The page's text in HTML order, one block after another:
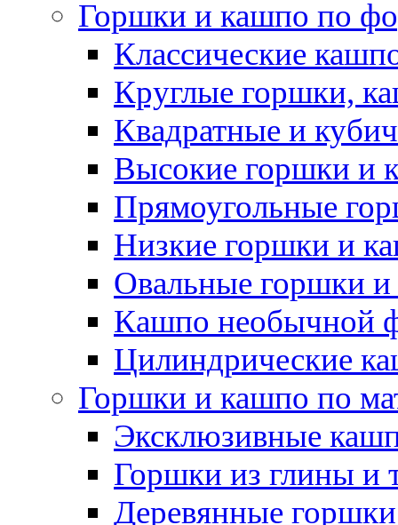
Горшки и кашпо по
Классические
Круглые горшки,
Квадратные и
Высокие горшки и
Прямоугольные
Низкие горшки и
Овальные горшки
Кашпо необычной
Цилиндрические
Горшки и кашпо по
Эксклюзивные
Горшки из глины и
Деревянные